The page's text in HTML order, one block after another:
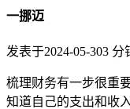
一挪迈
发表于2024-05-303 分
梳理财务有一步很重
知道自己的支出和收